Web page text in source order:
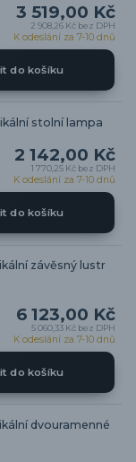
3 519,00 Kč
2 908,26 Kč bez DPH
K odeslání za 7-10 dnů
do košíku
stolní lampa
2 142,00 Kč
1 770,25 Kč bez DPH
K odeslání za 7-10 dnů
do košíku
závěsný lustr
6 123,00 Kč
5 060,33 Kč bez DPH
K odeslání za 7-10 dnů
do košíku
dvouramenné